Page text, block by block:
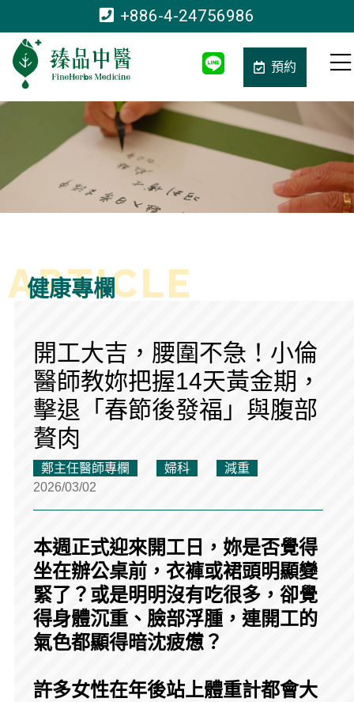
+886-4-24756986
預約
健康專欄
開工大吉，腰圍不急！小倫
醫師教妳把握14天黃金期，
擊退「春節後發福」與腹部
贅肉
鄭主任醫師專欄 婦科
減重
2026/03/02
本週正式迎來開工日，妳是否覺得
坐在辦公桌前，衣褲或裙頭明顯變
緊了？或是明明沒有吃很多，卻覺
得身體沉重、臉部浮腫，連開工的
氣色都顯得暗沈疲憊？
許多女性在年後站上體重計都會大